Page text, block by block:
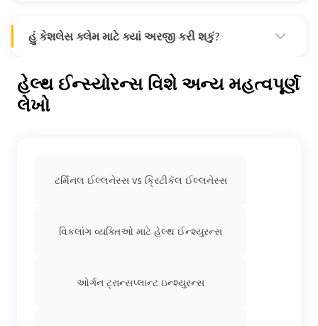
હું કેશલેસ ક્લેમ માટે ક્યાં અરજી કરી શકું?
હેલ્થ ઈન્સ્યોરન્સ વિશે અન્ય મહત્વપૂર્ણ
લેખો
ટર્મિનલ ઈલ્લનેસ્સ vs ક્રિટીકૅલ ઈલ્લનેસ્સ
વિકલાંગ વ્યક્તિઓ માટે હેલ્થ ઈન્શ્યુરન્સ
ઓર્ગન ટ્રાન્સપ્લાન્ટ ઇન્શ્યુરન્સ